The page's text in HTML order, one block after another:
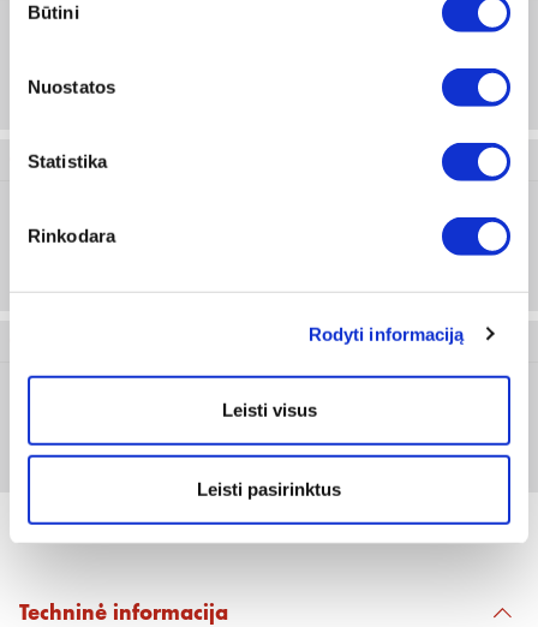
pasirinkimas
Būtini
Nuostatos
Statistika
Rinkodara
Rodyti informaciją
Leisti visus
Leisti pasirinktus
Prisijungti arba registruotis
0273 12 50
M12 Prisijungti arba registruotis
Techninė informacija